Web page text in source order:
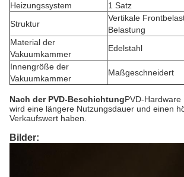
Heizungssystem
1 Satz
Struktur
Vertikale
Belastung
Material der
Vakuumkammer
Edelstahl
Innengröße der
Vakuumkammer
Maßgeschneidert
Nach der PVD-BeschichtungPVD-
wird eine längere Nutzungsdauer und einen
Verkaufswert haben.
Bilder: